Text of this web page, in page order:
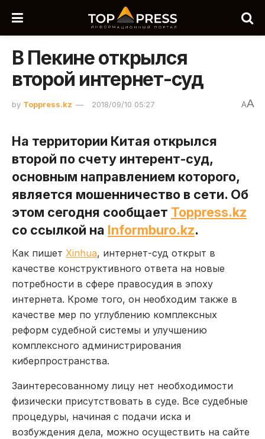
В Пекине открылся
второй интернет-суд
by Toppress.kz 2018/09/10 05:27 AA
На территории Китая открылся
второй по счету интерент-суд,
основным направлением которого,
является мошенничество в сети. Об
этом сегодня сообщает Toppress.kz
со ссылкой на Informburo.kz.
Как пишет Xinhua, интернет-суд открыт в
качестве конструктивного ответа на новые
потребности в сфере правосудия в эпоху
интернета. Кроме того, он необходим также в
качестве мер по углублению комплексных
реформ судебной системы и улучшению
комплексного администрирования
киберпространства.
Заинтересованному лицу нет необходимости
физически присутствовать в суде. Все судебные
процедуры, начиная с подачи иска и
возбуждения дела, можно осуществить на сайте